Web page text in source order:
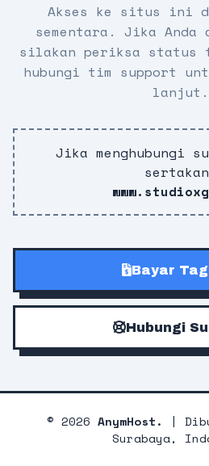
Akses ke situs ini
sementara. Jika
silakan periksa status
hubungi tim support
lanjut.
Jika menghubungi
Bayar
Hubungi
© 2026 AnymHost. |
Surabaya,